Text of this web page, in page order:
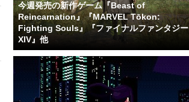
今週発売の新作ゲーム『Beast of
Reincarnation』『MARVEL Tōkon:
Fighting Souls』『ファイナルファンタジー
XIV』他